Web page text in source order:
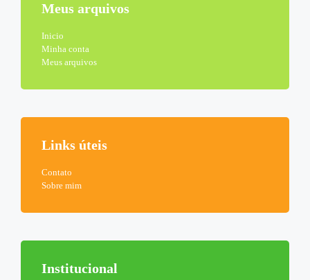
Meus arquivos
Inicio
Minha conta
Meus arquivos
Links úteis
Contato
Sobre mim
Institucional